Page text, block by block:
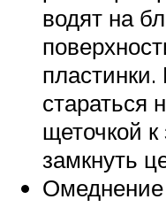
водят на
стараться
щеточкой к
замкнуть
Омеднение